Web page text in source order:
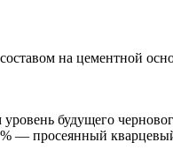
на цементной
будущего
просеянный кварцевый